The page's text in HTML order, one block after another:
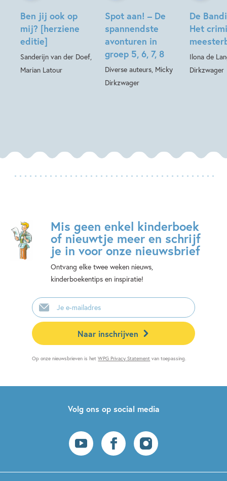
Ben jij ook op
mij? [herziene
editie]
Sanderijn van der Doef,
Marian Latour
Spot aan! – De
spannendste
avonturen in
groep 5, 6, 7, 8
Diverse auteurs, Micky
Dirkzwager
De
Het
Ilona de
Dirkzwager
Mis geen enkel kinderboek
of nieuwtje meer en schrijf
je in voor onze nieuwsbrief
Ontvang elke twee weken nieuws,
kinderboekentips en inspiratie!
E-
mailadres
Naar inschrijven
Op onze nieuwsbrieven is hetWPG Privacy Statement van toepassing.
Volg ons op social media